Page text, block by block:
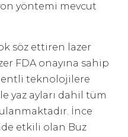
yöntemi mevcut
söz ettiren lazer
FDA onayına sahip
teknolojilere
yaz ayları dahil tüm
İnce
etkili olan Buz